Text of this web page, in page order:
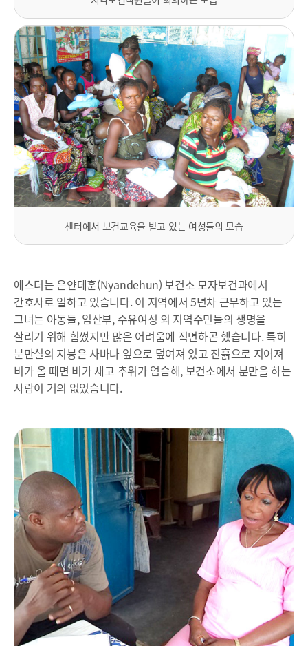
센터에서 보건교육을 받고 있는 여성들의 모습
에스더는 은얀데훈(Nyandehun) 보건소 모자보건과에서
간호사로 일하고 있습니다. 이 지역에서 5년차 근무하고 있는
그녀는 아동들, 임산부, 수유여성 외 지역주민들의 생명을
살리기 위해 힘썼지만 많은 어려움에 직면하곤 했습니다. 특히
분만실의 지붕은 사바나 잎으로 덮여져 있고 진흙으로 지어져
비가 올 때면 비가 새고 추위가 엄습해, 보건소에서 분만을 하는
사람이 거의 없었습니다.